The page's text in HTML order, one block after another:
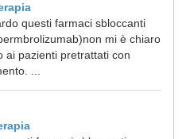
questi farmaci sbloccanti
mi è chiaro
ai pazienti pretrattati con
...